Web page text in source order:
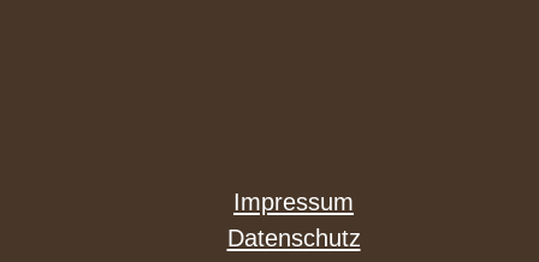
Impressum
Datenschutz